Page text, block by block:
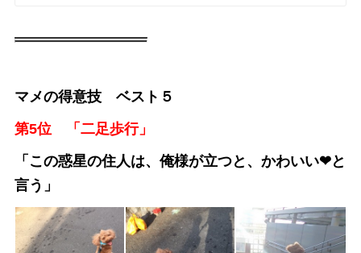
マメの得意技 ベスト５
第5位 「二足歩行」
「この惑星の住人は、俺様が立つと、かわいい❤︎と
言う」